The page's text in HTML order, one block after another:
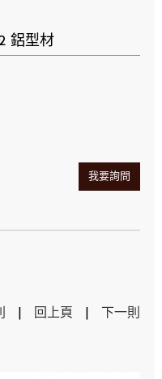
鋁型材
我要詢問
回上頁 下一則